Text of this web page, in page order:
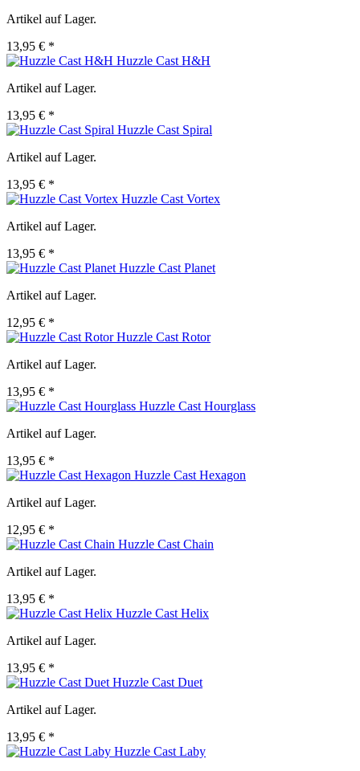
Artikel auf Lager.
13,95 € *
Huzzle Cast H&H
Artikel auf Lager.
13,95 € *
Huzzle Cast Spiral
Artikel auf Lager.
13,95 € *
Huzzle Cast Vortex
Artikel auf Lager.
13,95 € *
Huzzle Cast Planet
Artikel auf Lager.
12,95 € *
Huzzle Cast Rotor
Artikel auf Lager.
13,95 € *
Huzzle Cast Hourglass
Artikel auf Lager.
13,95 € *
Huzzle Cast Hexagon
Artikel auf Lager.
12,95 € *
Huzzle Cast Chain
Artikel auf Lager.
13,95 € *
Huzzle Cast Helix
Artikel auf Lager.
13,95 € *
Huzzle Cast Duet
Artikel auf Lager.
13,95 € *
Huzzle Cast Laby